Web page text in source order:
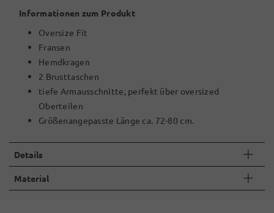
Informationen zum Produkt
Oversize Fit
Fransen
Hemdkragen
2 Brusttaschen
tiefe Armausschnitte, perfekt über oversized
Oberteilen
Größenangepasste Länge ca. 72-80 cm.
Details
Material